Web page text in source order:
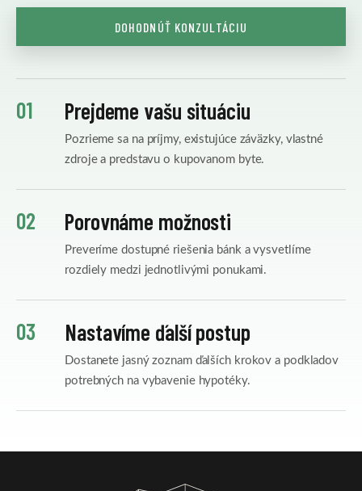
DOHODNÚŤ KONZULTÁCIU
01 Prejdeme vašu situáciu
Pozrieme sa na príjmy, existujúce záväzky, vlastné
zdroje a predstavu o kupovanom byte.
02 Porovnáme možnosti
Preveríme dostupné riešenia bánk a vysvetlíme
rozdiely medzi jednotlivými ponukami.
03 Nastavíme ďalší postup
Dostanete jasný zoznam ďalších krokov a podkladov
potrebných na vybavenie hypotéky.